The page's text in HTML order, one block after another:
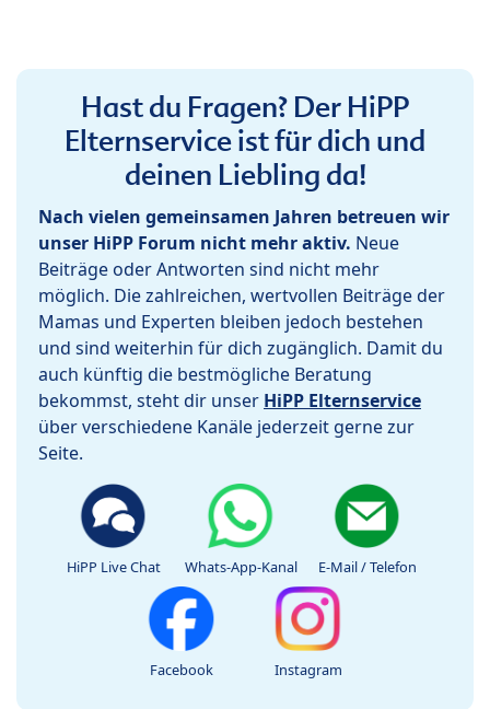
Hast du Fragen? Der HiPP
Elternservice ist für dich und
deinen Liebling da!
Nach vielen gemeinsamen Jahren betreuen wir
unser HiPP Forum nicht mehr aktiv. Neue
Beiträge oder Antworten sind nicht mehr
möglich. Die zahlreichen, wertvollen Beiträge der
Mamas und Experten bleiben jedoch bestehen
und sind weiterhin für dich zugänglich. Damit du
auch künftig die bestmögliche Beratung
bekommst, steht dir unser HiPP Elternservice
über verschiedene Kanäle jederzeit gerne zur
Seite.
HiPP Live Chat Whats-App-Kanal E-Mail / Telefon
Facebook Instagram